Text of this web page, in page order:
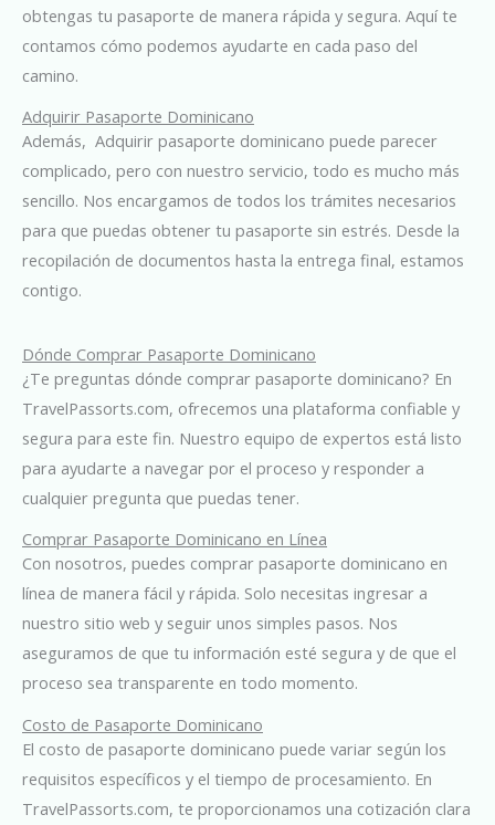
obtengas tu pasaporte de manera rápida y segura. Aquí te
contamos cómo podemos ayudarte en cada paso del
camino.
Adquirir Pasaporte Dominicano
Además, Adquirir pasaporte dominicano puede parecer
complicado, pero con nuestro servicio, todo es mucho más
sencillo. Nos encargamos de todos los trámites necesarios
para que puedas obtener tu pasaporte sin estrés. Desde la
recopilación de documentos hasta la entrega final, estamos
contigo.
Dónde Comprar Pasaporte Dominicano
¿Te preguntas dónde comprar pasaporte dominicano? En
TravelPassorts.com, ofrecemos una plataforma confiable y
segura para este fin. Nuestro equipo de expertos está listo
para ayudarte a navegar por el proceso y responder a
cualquier pregunta que puedas tener.
Comprar Pasaporte Dominicano en Línea
Con nosotros, puedes comprar pasaporte dominicano en
línea de manera fácil y rápida. Solo necesitas ingresar a
nuestro sitio web y seguir unos simples pasos. Nos
aseguramos de que tu información esté segura y de que el
proceso sea transparente en todo momento.
Costo de Pasaporte Dominicano
El costo de pasaporte dominicano puede variar según los
requisitos específicos y el tiempo de procesamiento. En
TravelPassorts.com, te proporcionamos una cotización clara